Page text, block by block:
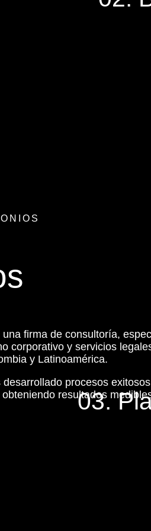
03.
una firma de consultoría,
corporativo y servicios
y Latinoamérica.
desarrollado procesos
obteniendo resultados